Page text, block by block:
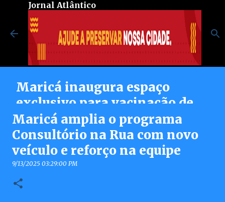
Pular para o conteúdo principal
Jornal Atlântico
Maricá inaugura espaço
exclusivo para vacinação de
pessoas autistas no Centro de
Vacinação Integrada
8/07/2026 08:37:00 PM
0
Maricá amplia o programa
Consultório na Rua com novo
veículo e reforço na equipe
9/13/2025 03:29:00 PM